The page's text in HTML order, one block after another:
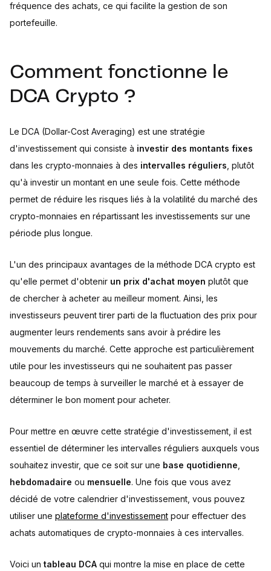
fréquence des achats, ce qui facilite la gestion de son
portefeuille.
Comment fonctionne le
DCA Crypto ?
Le DCA (Dollar-Cost Averaging) est une stratégie
d'investissement qui consiste à investir des montants fixes
dans les crypto-monnaies à des intervalles réguliers , plutôt
qu'à investir un montant en une seule fois. Cette méthode
permet de réduire les risques liés à la volatilité du marché des
crypto-monnaies en répartissant les investissements sur une
période plus longue.
L'un des principaux avantages de la méthode DCA crypto est
qu'elle permet d'obtenir un prix d'achat moyen plutôt que
de chercher à acheter au meilleur moment. Ainsi, les
investisseurs peuvent tirer parti de la fluctuation des prix pour
augmenter leurs rendements sans avoir à prédire les
mouvements du marché. Cette approche est particulièrement
utile pour les investisseurs qui ne souhaitent pas passer
beaucoup de temps à surveiller le marché et à essayer de
déterminer le bon moment pour acheter.
Pour mettre en œuvre cette stratégie d'investissement, il est
essentiel de déterminer les intervalles réguliers auxquels vous
souhaitez investir, que ce soit sur une base quotidienne
hebdomadaire ou mensuelle. Une fois que vous avez
décidé de votre calendrier d'investissement, vous pouvez
utiliser une plateforme d'investissement pour effectuer des
achats automatiques de crypto-monnaies à ces intervalles.
Voici un tableau DCA qui montre la mise en place de cette